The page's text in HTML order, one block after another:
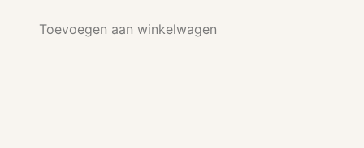
Toevoegen aan winkelwagen